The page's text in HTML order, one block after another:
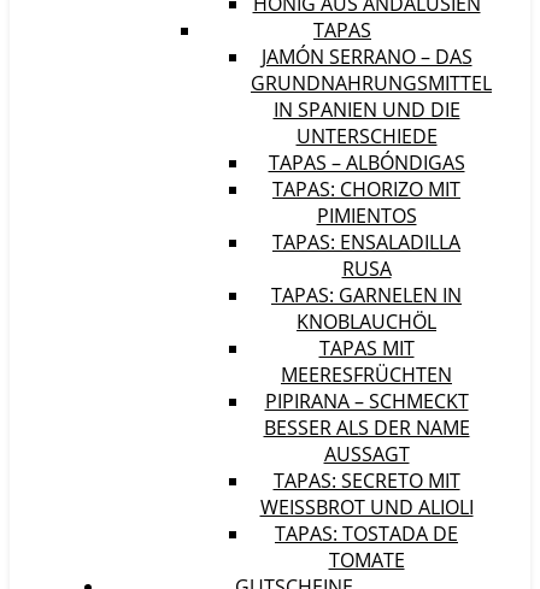
TAPAS
JAMÓN SERRANO – DAS
GRUNDNAHRUNGSMITTEL
IN SPANIEN UND DIE
UNTERSCHIEDE
TAPAS – ALBÓNDIGAS
TAPAS: CHORIZO MIT
PIMIENTOS
TAPAS: ENSALADILLA
RUSA
TAPAS: GARNELEN IN
KNOBLAUCHÖL
TAPAS MIT
MEERESFRÜCHTEN
PIPIRANA – SCHMECKT
BESSER ALS DER NAME
AUSSAGT
TAPAS: SECRETO MIT
WEISSBROT UND ALIOLI
TAPAS: TOSTADA DE
TOMATE